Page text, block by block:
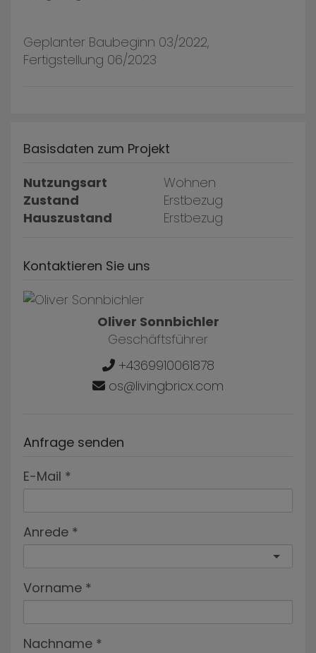
Geplanter Baubeginn 03/2022,
Fertigstellung 06/2023
Basisdaten zum Projekt
Nutzungsart
Wohnen
Zustand
Erstbezug
Hauszustand
Erstbezug
Kontaktieren Sie uns
Oliver Sonnbichler
Geschäftsführer
+4369910061878
os@livingbricx.com
Anfrage senden
E-Mail
Anrede
Vorname
Nachname